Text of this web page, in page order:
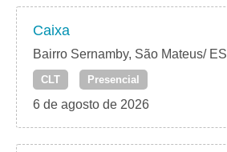
Caixa
Bairro Sernamby, São Mateus/ ES
CLT Presencial
6 de agosto de 2026